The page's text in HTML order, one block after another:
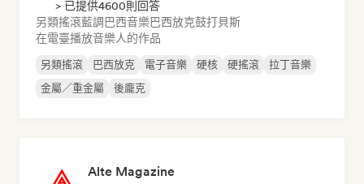
> 已提供4600則回答
另類搖滾藍調 巴西音樂巴西放克鼓打貝斯
在電臺播放音樂人的作品
另類搖滾 巴西放克 電子音樂 硬核 硬搖滾
拉丁音樂
金屬／重金屬
後龐克
Alte Magazine